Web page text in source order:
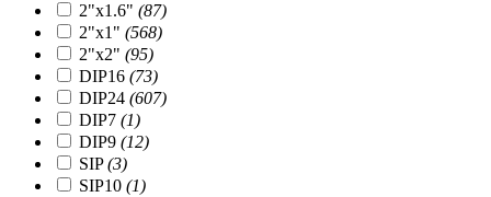
2"x1.6" (87)
2"x1" (568)
2"x2" (95)
DIP16 (73)
DIP24 (607)
DIP7 (1)
DIP9 (12)
SIP(3)
SIP10 (1)